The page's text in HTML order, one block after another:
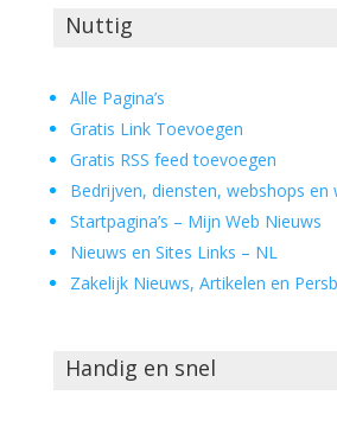
Nuttig
Alle Pagina’s
Gratis Link Toevoegen
Gratis RSS feed toevoegen
Bedrijven, diensten, webshops en
Startpagina’s – Mijn Web Nieuws
Nieuws en Sites Links – NL
Zakelijk Nieuws, Artikelen en
Handig en snel